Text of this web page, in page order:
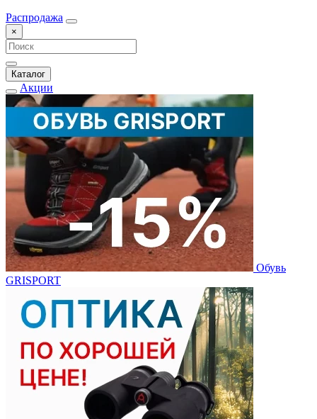
Распродажа
×
Каталог
Акции
Обувь
GRISPORT